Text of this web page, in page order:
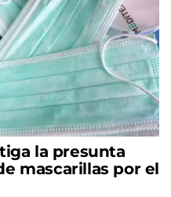
la presunta
mascarillas por el